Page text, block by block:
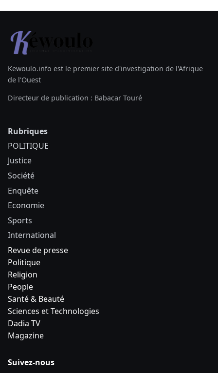
Kewoulo.info est le premier site d'investigation de l'Afrique
de l'Ouest
Directeur de publication : Babacar Touré
Rubriques
POLITIQUE
Justice
Société
Enquête
Economie
Sports
International
Revue de presse
Politique
Religion
People
Santé & Beauté
Sciences et Technologies
Dadia TV
Magazine
Suivez-nous